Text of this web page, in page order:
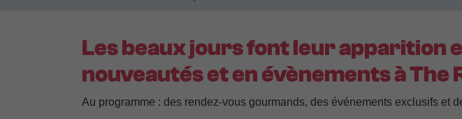
Les beaux jours font leur apparition
nouveautés et en évènements à The
Au programme : des rendez-vous gourmands, des événements exclusifs et